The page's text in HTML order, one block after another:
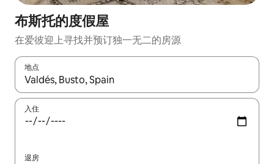
布斯托的度假屋
在爱彼迎上寻找并预订独一无二的房源
地点
如有搜索结果，请使用上下方向键查看，或通过点击或滑动手势
入住
退房